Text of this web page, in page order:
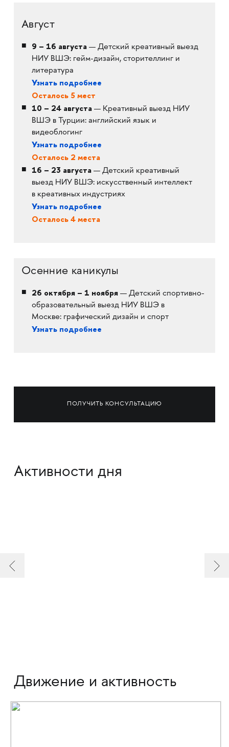
Август
9 – 16 августа— Детский креативный выезд
НИУ ВШЭ: гейм-дизайн, сторителлинг и
литература
Узнать подробнее
Осталось 5 мест
10 – 24 августа— Креативный выезд НИУ
ВШЭ в Турции: английский язык и
видеоблогинг
Узнать подробнее
Осталось 2 места
16 – 23 августа— Детский креативный
выезд НИУ ВШЭ: искусcтвенный интеллект
в креативных индустриях
Узнать подробнее
Осталось 4 места
Осенние каникулы
26 октября – 1 ноября— Детский спортивно-
образовательный выезд НИУ ВШЭ в
Москве: графический дизайн и спорт
Узнать подробнее
ПОЛУЧИТЬ КОНСУЛЬТАЦИЮ
Активности дня
Движение и активность